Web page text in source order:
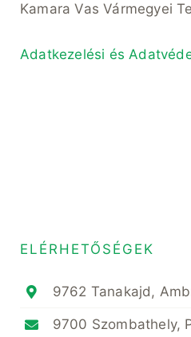
Kamara Vas Vármegyei
Adatkezelési és
ELÉRHETŐSÉGEK
9762 Tanakajd,
9700 Szombathely,